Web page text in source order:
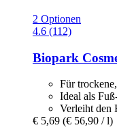
2 Optionen
4.6 (112)
Biopark
Für
Ideal als
Verleiht den
€ 5,69 (€ 56,90 / l)